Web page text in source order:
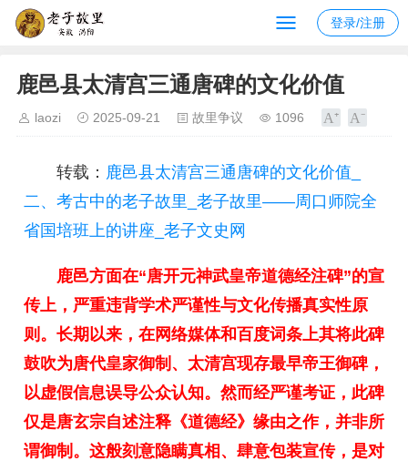
登录/注册
鹿邑县太清宫三通唐碑的文化价值
laozi 2025-09-21 故里争议 1096
转载： 鹿邑县太清宫三通唐碑的文化价值_
二、考古中的老子故里_老子故里——周口师院全
省国培班上的讲座_老子文史网
鹿邑方面在“唐开元神武皇帝道德经注碑”的宣
传上，严重违背学术严谨性与文化传播真实性原
则。长期以来，在网络媒体和百度词条上其将此碑
鼓吹为唐代皇家御制、太清宫现存最早帝王御碑，
以虚假信息误导公众认知。然而经严谨考证，此碑
仅是唐玄宗自述注释《道德经》缘由之作，并非所
谓御制。这般刻意隐瞒真相、肆意包装宣传，是对